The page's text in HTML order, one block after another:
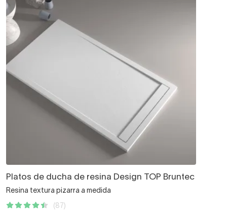
Platos de ducha de resina Design TOP Bruntec
Resina textura pizarra a medida
(87)